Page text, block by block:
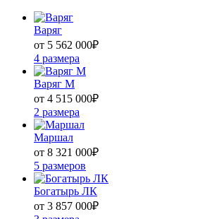
Варяг
от 5 562 000₽
4 размера
Варяг М
от 4 515 000₽
2 размера
Маршал
от 8 321 000₽
5 размеров
Богатырь ЛК
от 3 857 000₽